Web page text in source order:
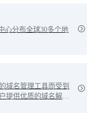
心分布全球30多个地
域名管理工具而受到
提供优质的域名解决